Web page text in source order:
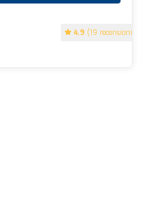
4.9 (19 recensioni)